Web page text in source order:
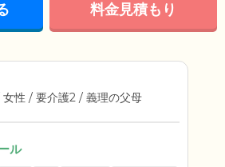
料金見積もり
女性 / 要介護2 / 義理の父母
ル